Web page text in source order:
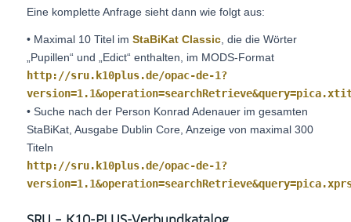
Eine komplette Anfrage sieht dann wie folgt aus:
• Maximal 10 Titel im StaBiKat Classic, die die Wörter
„Pupillen“ und „Edict“ enthalten, im MODS-Format
http://sru.k10plus.de/opac-de-1?
• Suche nach der Person Konrad Adenauer im gesamten
StaBiKat, Ausgabe Dublin Core, Anzeige von maximal 300
Titeln
http://sru.k10plus.de/opac-de-1?